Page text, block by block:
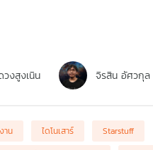
งสูงเนิน จิรสิน อัศวกุล
าน ไดโนเสาร์
Starstuff